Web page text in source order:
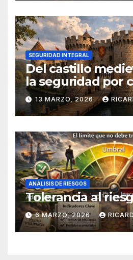
SEGURIDAD INTEGRAL
Del castillo
la seguridad por
13 MARZO, 2026
ANÁLISIS DE RIESGOS
Tolerancia al
6 MARZO, 2026